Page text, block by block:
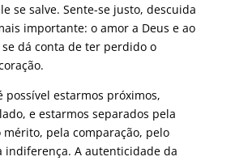
se salve. Sente-se justo, descuida
importante: o amor a Deus e ao
dá conta de ter perdido o
possível estarmos próximos,
e estarmos separados pela
pela comparação, pelo
indiferença. A autenticidade da